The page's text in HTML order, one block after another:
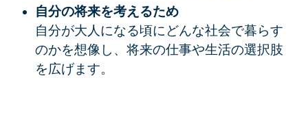
自分の将来を考えるため
自分が大人になる頃にどんな社会で暮らす
のかを想像し、将来の仕事や生活の選択肢
を広げます。